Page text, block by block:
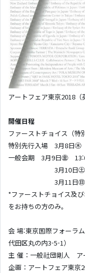
アートフェア東京2018（
開催日程
ファーストチョイス（
特別先行入場 3月8日㊍
一般会期 3月9日㊎
3月10日㊏
3月11日㊐
*ファーストチョイス及
をお持ちの方のみ。
会 場:東京国際フォーラ
代田区丸の内3-5-1）
主 催：一般社団剛人 ア
企画：アートフェア東京